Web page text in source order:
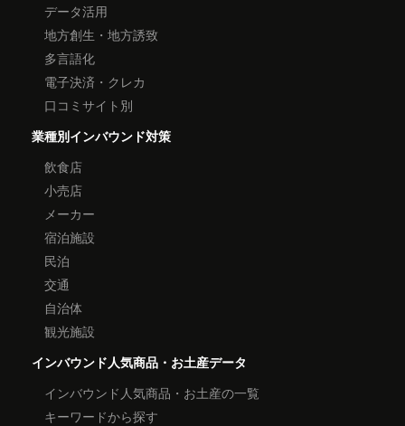
データ活用
地方創生・地方誘致
多言語化
電子決済・クレカ
口コミサイト別
業種別インバウンド対策
飲食店
小売店
メーカー
宿泊施設
民泊
交通
自治体
観光施設
インバウンド人気商品・お土産データ
インバウンド人気商品・お土産の一覧
キーワードから探す